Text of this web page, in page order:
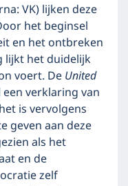
VK) lijken deze
het beginsel
en het ontbreken
lijkt het duidelijk
voert. DeUnited
verklaring van
is vervolgens
geven aan deze
als het
en de
zelf